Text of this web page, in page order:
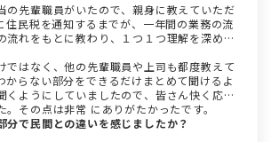
の先輩職員がいたので、親身に教えていただ
住民税を通知するまでが、一年間の業務の流
流れをもとに教わり、１つ１つ理解を深めて
ではなく、他の先輩職員や上司も都度教えて
からない部分をできるだけまとめて聞けるよ
くようにしていましたので、皆さん快く応じ
。その点は非常 にありがたかったです。
分で民間との違いを感じましたか？